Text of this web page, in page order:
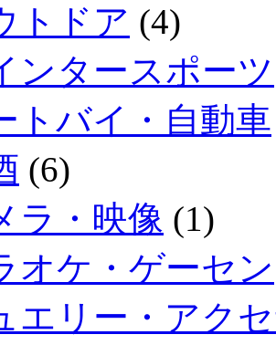
トドア (4)
ンタースポーツ
トバイ・自動車
(6)
ラ・映像 (1)
オケ・ゲーセン
エリー・アク